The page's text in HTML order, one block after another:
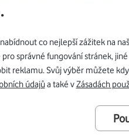
na tarif Mobilní připojení 10
viz bod b). Zákazník
připojení 10 GB. O
v aplikaci Můj
podmínek a dle
co nejlepší zážitek na
správné fungování stránek,
reklamu. Svůj výběr můžete
údajůa také vZásadách